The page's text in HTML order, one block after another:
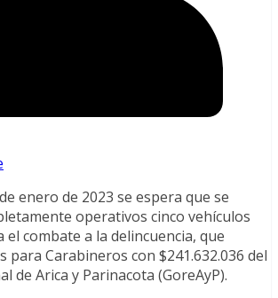
enero de 2023 se espera que se
operativos cinco vehículos
combate a la delincuencia, que
Carabineros con $241.632.036 del
de Arica y Parinacota (GoreAyP).